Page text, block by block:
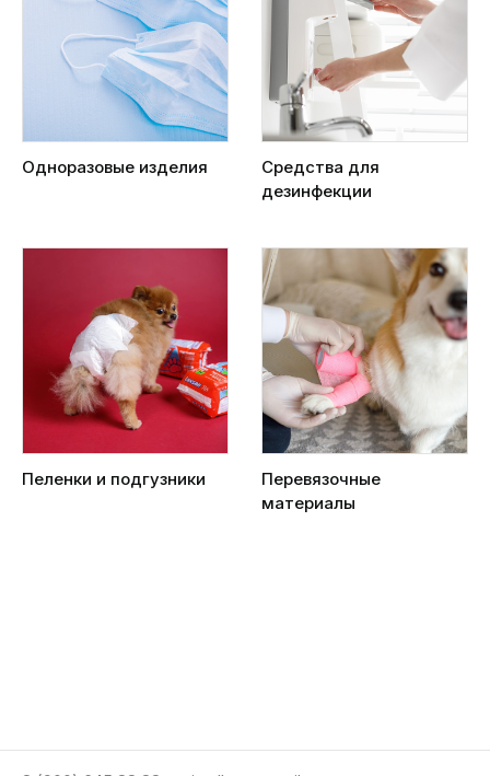
Одноразовые изделия
Средства для
дезинфекции
Пеленки и подгузники
Перевязочные
материалы